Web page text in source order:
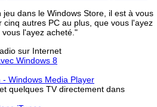
dans le Windows Store, il est à vous
autres PC au plus, que vous l'ayez
l'ayez acheté."
sur Internet
Windows 8
- Windows Media Player
quelques TV directement dans